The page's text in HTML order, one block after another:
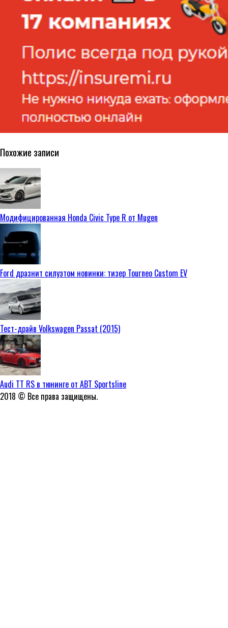
Похожие записи
Модифицированная Honda Civic Type R от Mugen
Ford дразнит силуэтом новинки: тизер Tourneo Custom EV
Тест-драйв Volkswagen Passat (2015)
Audi TT RS в тюнинге от ABT Sportsline
2018 © Все права защищены.